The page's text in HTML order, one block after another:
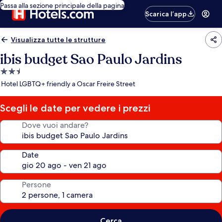
Passa alla sezione principale della pagina
Scarica l’app
Visualizza tutte le strutture
ibis budget Sao Paulo Jardins
Struttura
a
stelle
Hotel LGBTQ+ friendly a Oscar Freire Street
Scegli le date per vedere i prezzi
Dove vuoi andare?
Date
Persone